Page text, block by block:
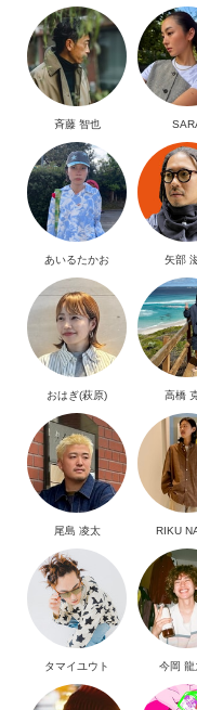
斉藤 智也
あいるたかお 矢部
おはぎ(萩原) 高橋
尾島 凌太 RIKU
タマイユウト 今岡 龍